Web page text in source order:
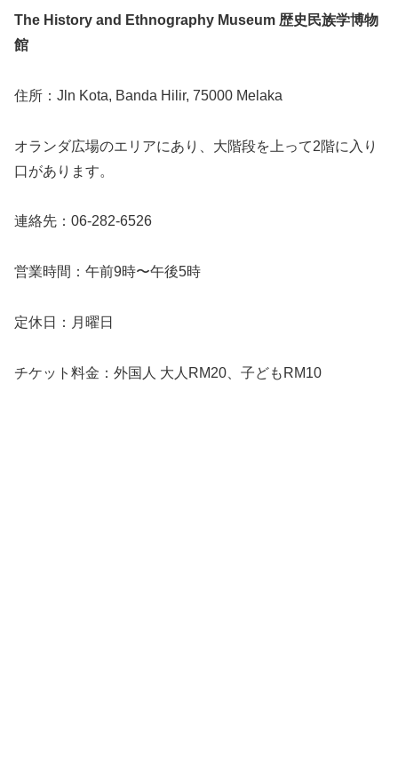
The History and Ethnography Museum 歴史民族学博物
館
住所：Jln Kota, Banda Hilir, 75000 Melaka
オランダ広場のエリアにあり、大階段を上って2階に入り
口があります。
連絡先：06-282-6526
営業時間：午前9時〜午後5時
定休日：月曜日
チケット料金：外国人 大人RM20、子どもRM10